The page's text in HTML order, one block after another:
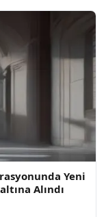
Yeni
Alındı